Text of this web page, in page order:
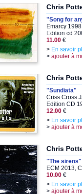
Chris
"Song for
Emarcy
Edition cd
11.00 €
> En savoir
> ajouter à
Chris
"Sundiata"
Criss Cross
Edition CD
12.00 €
> En savoir
> ajouter à
Chris
"The sirens"
ECM 2013,
10.00 €
> En savoir
> ajouter à